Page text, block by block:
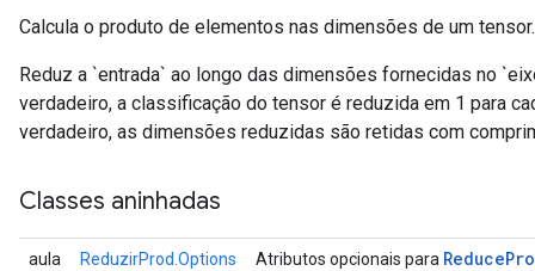
Calcula o produto de elementos nas dimensões de um tensor.
Reduz a `entrada` ao longo das dimensões fornecidas no
verdadeiro, a classificação do tensor é reduzida em 1 para
verdadeiro, as dimensões reduzidas são retidas com
Classes aninhadas
aula ReduzirProd.Options Atributos opcionais para Reduce